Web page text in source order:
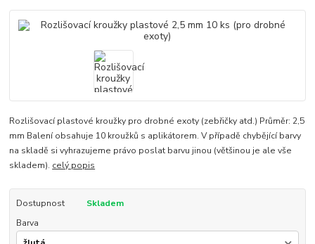
Rozlišovací plastové kroužky pro drobné exoty (zebřičky atd.) Průměr: 2,5
mm Balení obsahuje 10 kroužků s aplikátorem. V případě chybějící barvy
na skladě si vyhrazujeme právo poslat barvu jinou (většinou je ale vše
skladem). celý popis
Dostupnost
Skladem
Barva